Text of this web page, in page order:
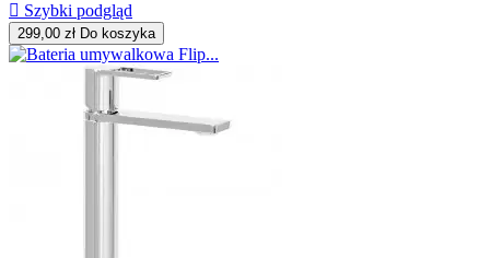
 Szybki podgląd
299,00 zł Do koszyka